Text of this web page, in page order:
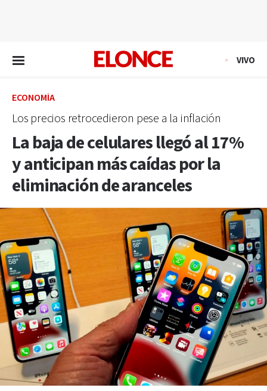
VIVO
ECONOMÍA
Los precios retrocedieron pese a la inflación
La baja de celulares llegó al 17%
y anticipan más caídas por la
eliminación de aranceles